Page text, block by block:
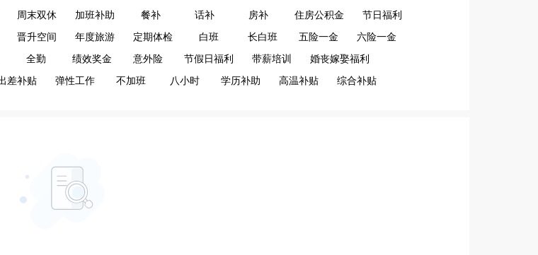
周末双休 加班补助 餐补 话补 房补 住房公积金 节日福利
晋升空间 年度旅游 定期体检 白班 长白班 五险一金 六险一金
全勤 绩效奖金 意外险 节假日福利 带薪培训 婚丧嫁娶福利
差补贴 弹性工作 不加班 八小时 学历补助 高温补贴 综合补贴